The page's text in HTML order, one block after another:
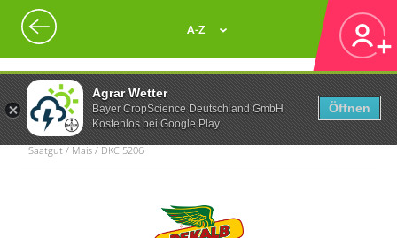
Agrar Wetter
Bayer CropScience Deutschland GmbH
Kostenlos bei Google Play
Öffnen
A-Z
Saatgut / Mais / DKC 5206